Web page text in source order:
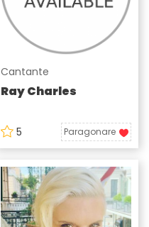
Cantante
Ray Charles
5 Paragonare